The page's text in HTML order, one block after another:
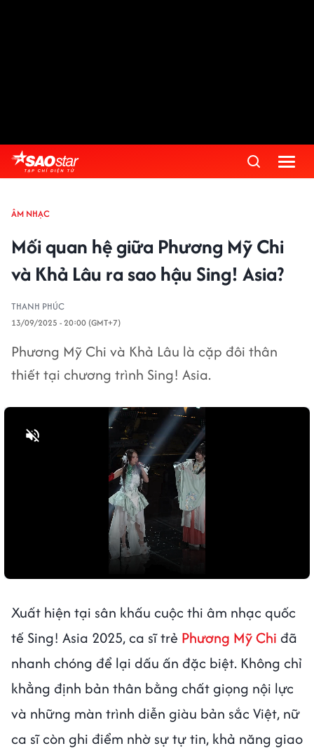
ÂM NHẠC
Mối quan hệ giữa Phương Mỹ Chi
và Khả Lâu ra sao hậu Sing! Asia?
THANH PHÚC
13/09/2025 - 20:00 (GMT+7)
Phương Mỹ Chi và Khả Lâu là cặp đôi thân
thiết tại chương trình Sing! Asia.
Xuất hiện tại sân khấu cuộc thi âm nhạc quốc
tế Sing! Asia 2025, ca sĩ trẻ Phương Mỹ Chi đã
nhanh chóng để lại dấu ấn đặc biệt. Không chỉ
khẳng định bản thân bằng chất giọng nội lực
và những màn trình diễn giàu bản sắc Việt, nữ
ca sĩ còn ghi điểm nhờ sự tự tin, khả năng giao